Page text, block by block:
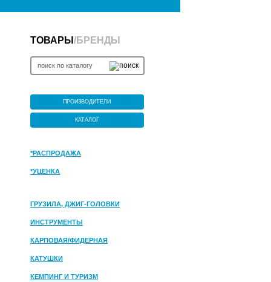
ТОВАРЫ /БРЕНДЫ
ПРОИЗВОДИТЕЛИ
КАТАЛОГ
*РАСПРОДАЖА
*УЦЕНКА
ГРУЗИЛА, ДЖИГ-ГОЛОВКИ
ИНСТРУМЕНТЫ
КАРПОВАЯ/ФИДЕРНАЯ
КАТУШКИ
КЕМПИНГ И ТУРИЗМ